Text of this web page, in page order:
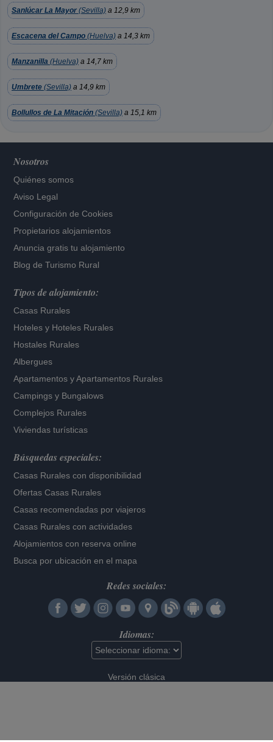
Sanlúcar La Mayor (Sevilla) a 12,9 km
Escacena del Campo (Huelva) a 14,3 km
Manzanilla (Huelva) a 14,7 km
Umbrete (Sevilla) a 14,9 km
Bollullos de La Mitación (Sevilla) a 15,1 km
Nosotros
Quiénes somos
Aviso Legal
Configuración de Cookies
Propietarios alojamientos
Anuncia gratis tu alojamiento
Blog de Turismo Rural
Tipos de alojamiento:
Casas Rurales
Hoteles y Hoteles Rurales
Hostales Rurales
Albergues
Apartamentos yApartamentos Rurales
Campings y Bungalows
Complejos Rurales
Viviendas turísticas
Búsquedas especiales:
Casas Rurales con disponibilidad
Ofertas Casas Rurales
Casas recomendadas por viajeros
Casas Rurales con actividades
Alojamientos con reserva online
Busca por ubicación en el mapa
Redes sociales:
Idiomas:
Versión clásica